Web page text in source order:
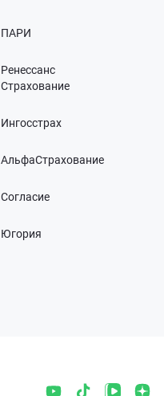
ПАРИ
Ренессанс
Страхование
Ингосстрах
АльфаСтрахование
Согласие
Югория